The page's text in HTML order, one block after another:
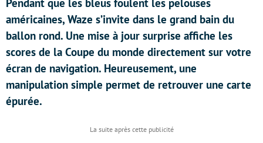
Pendant que les bleus foulent les pelouses
américaines, Waze s’invite dans le grand bain du
ballon rond. Une mise à jour surprise affiche les
scores de la Coupe du monde directement sur votre
écran de navigation. Heureusement, une
manipulation simple permet de retrouver une carte
épurée.